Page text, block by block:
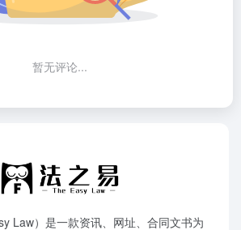
暂无评论...
Law）是一款资讯、网址、合同文书为